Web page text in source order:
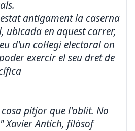
antigament la caserna
ubicada en aquest carrer,
d'un col·legi electoral on
exercir el seu dret de
pitjor que l'oblit. No
Xavier Antich, filòsof